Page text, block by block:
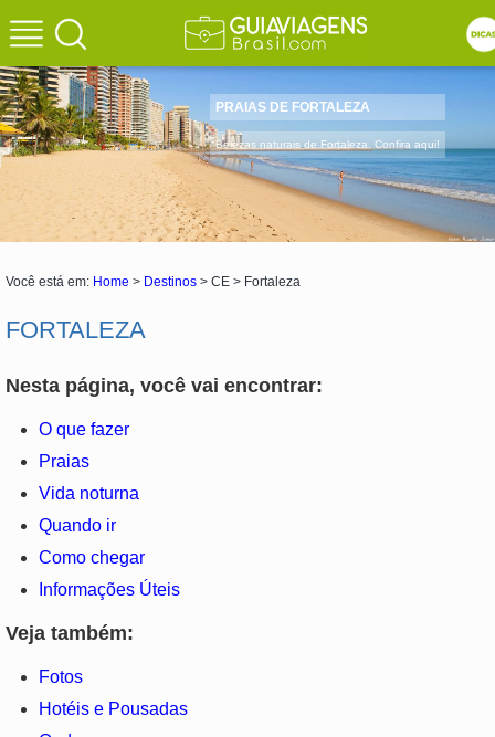
PRAIAS DE FORTALEZA
Belezas naturais de Fortaleza. Confira aqui!
Você está em: Home > Destinos > CE > Fortaleza
FORTALEZA
Nesta página, você vai encontrar:
O que fazer
Praias
Vida noturna
Quando ir
Como chegar
Informações Úteis
Veja também:
Fotos
Hotéis e Pousadas